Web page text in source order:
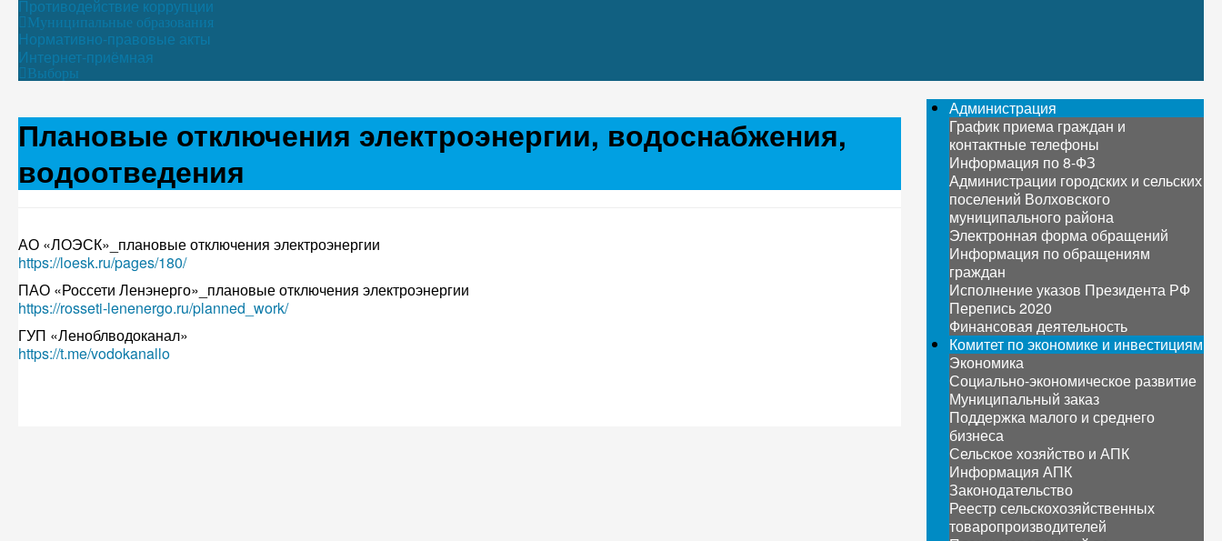
Противодействие коррупции
Муниципальные образования
Нормативно-правовые акты
Интернет-приёмная
Выборы
Плановые отключения электроэнергии, водоснабжения,
водоотведения
АО «ЛОЭСК»_плановые отключения электроэнергии
https://loesk.ru/pages/180/
ПАО «Россети Ленэнерго»_плановые отключения электроэнергии
https://rosseti-lenenergo.ru/planned_work/
ГУП «Леноблводоканал»
https://t.me/vodokanallo
Администрация
График приема граждан и
контактные телефоны
Информация по 8-ФЗ
Администрации городских и сельских
поселений Волховского
муниципального района
Электронная форма обращений
Информация по обращениям
граждан
Исполнение указов Президента РФ
Перепись 2020
Финансовая деятельность
Комитет по экономике и инвестициям
Экономика
Социально-экономическое развитие
Муниципальный заказ
Поддержка малого и среднего
бизнеса
Сельское хозяйство и АПК
Информация АПК
Законодательство
Реестр сельскохозяйственных
товаропроизводителей